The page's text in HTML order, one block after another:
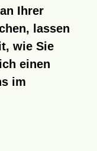
Ihrer
lassen
wie Sie
einen
im